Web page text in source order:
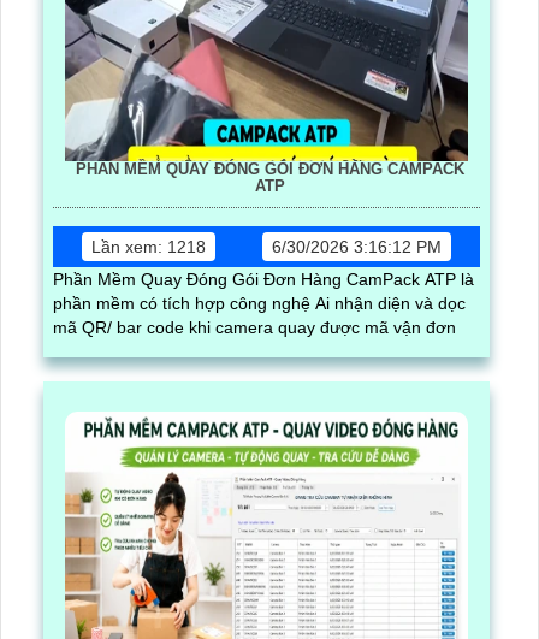
PHẦN MỀM QUAY ĐÓNG GÓI ĐƠN HÀNG CAMPACK
ATP
Lần xem: 1218
6/30/2026 3:16:12 PM
Phần Mềm Quay Đóng Gói Đơn Hàng CamPack ATP là
phần mềm có tích hợp công nghệ Ai nhận diện và dọc
mã QR/ bar code khi camera quay được mã vận đơn